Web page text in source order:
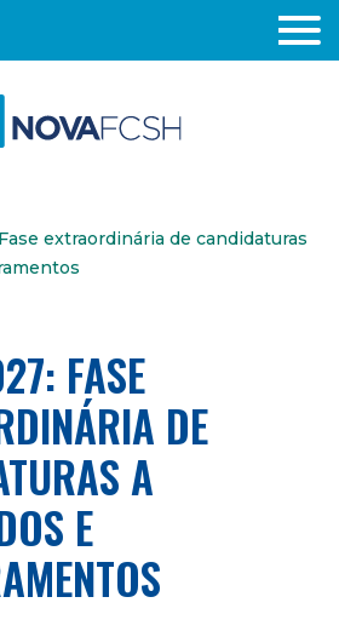
extraordinária de candidaturas
FASE
DE
A
E